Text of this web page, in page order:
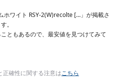
ホワイト RSY-2(W)recolte […」が掲載さ
。
ともあるので、最安値を見つけてみて
正確性に関する注意はこちら